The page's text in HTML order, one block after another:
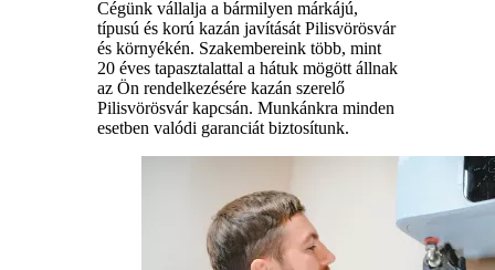
Cégünk vállalja a bármilyen márkájú,
típusú és korú kazán javítását Pilisvörösvár
és környékén. Szakembereink több, mint
20 éves tapasztalattal a hátuk mögött állnak
az Ön rendelkezésére kazán szerelő
Pilisvörösvár kapcsán. Munkánkra minden
esetben valódi garanciát biztosítunk.